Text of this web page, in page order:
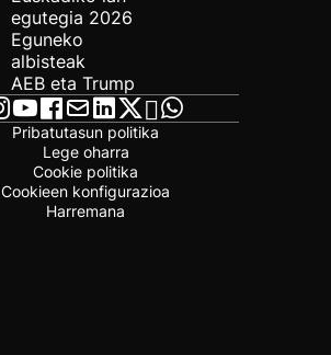
egutegia 2026
Eguneko
albisteak
AEB eta Trump
Pribatutasun politika
Lege oharra
Cookie politika
Cookieen konfigurazioa
Harremana